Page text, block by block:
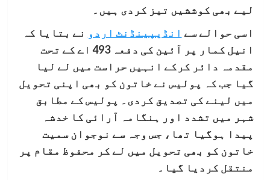
لیے بھی کوششیں تیز کردی ہیں۔
اسی حوالے سے انڈیپینڈنٹ اردو نے بتایا کہ
انیل کمار پر آئین کی دفعہ 493 اے کے تحت
مقدمہ دائر کرکے انہیں حراست میں لے لیا
گیا جب کہ پولیس نے خاتون کو بھی اپنی تحویل
میں لینے کی تصدیق کردی۔ پولیس کے مطابق
شہر میں تشدد اور ہنگامہ آرائی کا خدشہ
پیدا ہوگیا تھا، جس وجہ سے نوجوان سمیت
خاتون کو بھی تحویل میں لے کر محفوظ مقام پر
منتقل کردیا گیا۔